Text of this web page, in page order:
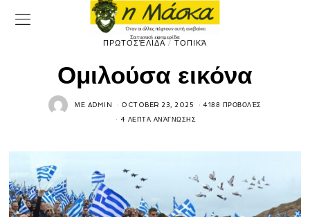
ΠΡΩΤΟΣΈΛΙΔΑ / ΤΟΠΙΚΆ
Ομιλούσα εικόνα
ΜΕ ADMIN OCTOBER 23, 2025 4188 ΠΡΟΒΟΛΈΣ
4 ΛΕΠΤΆ ΑΝΆΓΝΩΣΗΣ